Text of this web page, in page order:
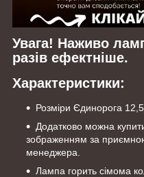
Увага! Наживо
разів ефектніше.
Характеристики:
Розміри Єдинорога
Додатково можна
зображенням за
менеджера.
Лампа горить сімома